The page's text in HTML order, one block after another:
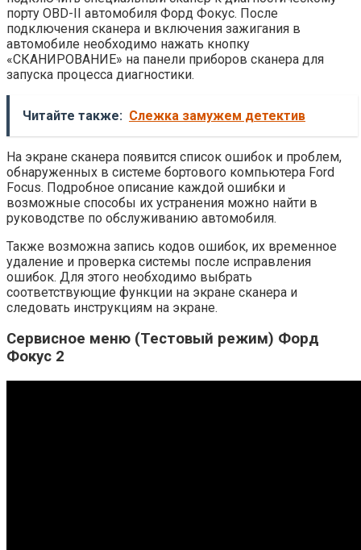
порту OBD-II автомобиля Форд Фокус. После
подключения сканера и включения зажигания в
автомобиле необходимо нажать кнопку
«СКАНИРОВАНИЕ» на панели приборов сканера для
запуска процесса диагностики.
Читайте также: Слежка замужем детектив
На экране сканера появится список ошибок и проблем,
обнаруженных в системе бортового компьютера Ford
Focus. Подробное описание каждой ошибки и
возможные способы их устранения можно найти в
руководстве по обслуживанию автомобиля.
Также возможна запись кодов ошибок, их временное
удаление и проверка системы после исправления
ошибок. Для этого необходимо выбрать
соответствующие функции на экране сканера и
следовать инструкциям на экране.
Сервисное меню (Тестовый режим) Форд
Фокус 2